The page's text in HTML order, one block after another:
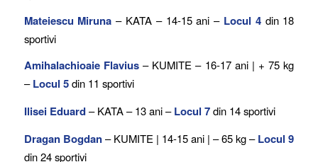
Mateiescu Miruna – KATA – 14-15 ani – Locul 4din 18
sportivi
Amihalachioaie Flavius– KUMITE – 16-17 ani | + 75 kg
–Locul 5din 11 sportivi
Ilisei Eduard– KATA – 13 ani –Locul 7din 14 sportivi
Dragan Bogdan– KUMITE | 14-15 ani | – 65 kg –Locul 9
din 24 sportivi